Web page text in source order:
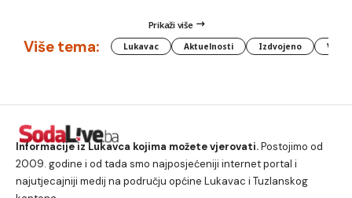
Prikaži više
Više tema: Lukavac Aktuelnosti Izdvojeno
Informacije iz Lukavca kojima možete vjerovati.Postojimo od
2009. godine i od tada smo najposjećeniji internet portal i
najutjecajniji medij na području općine Lukavac i Tuzlanskog